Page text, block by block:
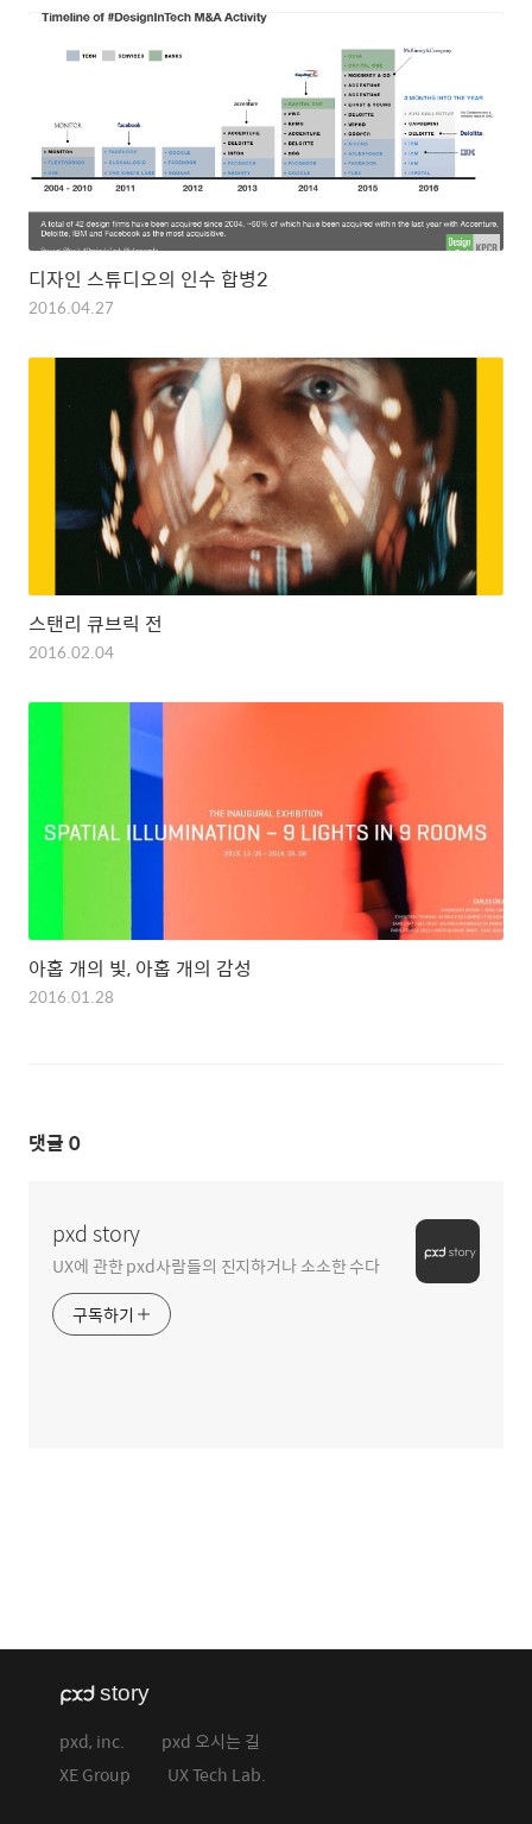
디자인 스튜디오의 인수 합병2
2016.04.27
스탠리 큐브릭 전
2016.02.04
아홉 개의 빛, 아홉 개의 감성
2016.01.28
댓글 0
pxd story
UX에 관한 pxd사람들의 진지하거나 소소한 수다
구독하기
pxd, inc.
pxd 오시는 길
XE Group
UX Tech Lab.